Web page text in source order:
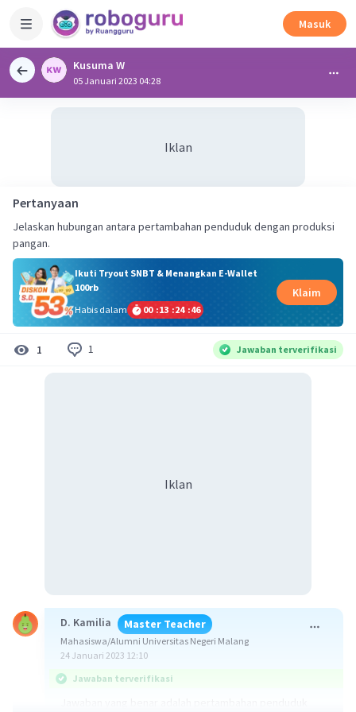
Masuk
Kusuma W
05 Januari 2023 04:28
Iklan
Pertanyaan
Jelaskan hubungan antara pertambahan penduduk dengan produksi
pangan.
Ikuti Tryout SNBT & Menangkan E-Wallet
100rb
Habis dalam
00 :13 :24 :46
Klaim
1 1 Jawaban terverifikasi
Iklan
D. Kamilia Master Teacher
Mahasiswa/Alumni Universitas Negeri Malang
24 Januari 2023 12:10
Jawaban terverifikasi